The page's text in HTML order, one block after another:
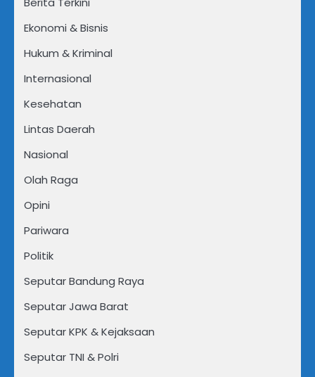
Ekonomi & Bisnis
Hukum & Kriminal
Internasional
Kesehatan
Lintas Daerah
Nasional
Olah Raga
Opini
Pariwara
Politik
Seputar Bandung Raya
Seputar Jawa Barat
Seputar KPK & Kejaksaan
Seputar TNI & Polri